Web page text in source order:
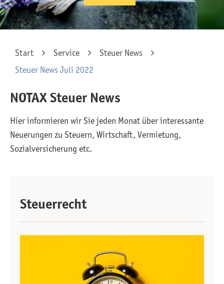
Start Service
Steuer News
Steuer News Juli 2022
NOTAX Steuer News
Hier informieren wir Sie jeden Monat über interessante
Neuerungen zu Steuern, Wirtschaft, Vermietung,
Sozialversicherung etc.
Steuerrecht